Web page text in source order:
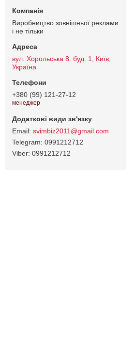
Виробництво зовнішньої реклами
і не тільки
вул. Хорольська 8. буд. 1, Київ,
Україна
+380 (99) 121-27-12
менеджер
svimbiz2011@gmail.com
0991212712
0991212712